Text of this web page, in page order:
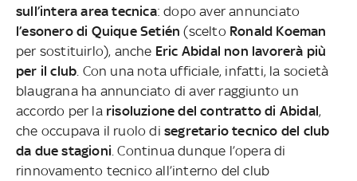
sull’intera area tecnica: dopo aver annunciato
l’esonero di Quique Setién (scelto Ronald Koeman
per sostituirlo), anche Eric Abidal non lavorerà più
per il club . Con una nota ufficiale, infatti, la società
blaugrana ha annunciato di aver raggiunto un
accordo per la risoluzione del contratto di Abidal,
che occupava il ruolo di segretario tecnico del club
da due stagioni . Continua dunque l’opera di
rinnovamento tecnico all’interno del club